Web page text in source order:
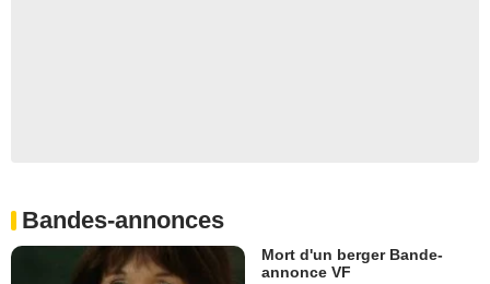
Bandes-annonces
Mort d'un berger Bande-
annonce VF